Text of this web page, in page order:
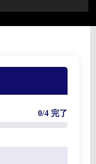
0/4 完了